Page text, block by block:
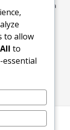
los canales. La
to allow
to
essential